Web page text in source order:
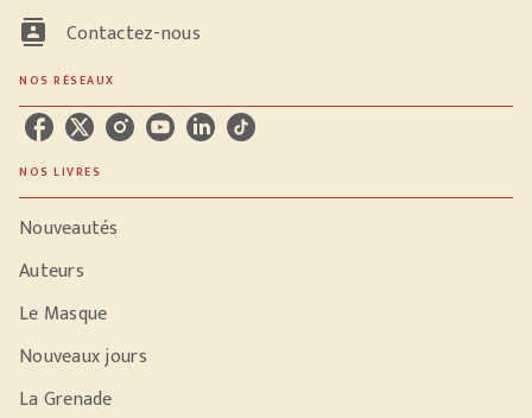
contacts Contactez-nous
NOS RÉSEAUX
NOS LIVRES
Nouveautés
Auteurs
Le Masque
Nouveaux jours
La Grenade